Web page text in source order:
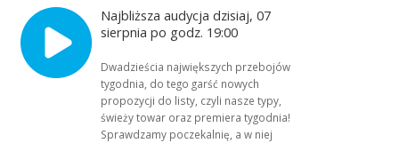
Najbliższa audycja dzisiaj, 07
sierpnia po godz. 19:00
Dwadzieścia największych przebojów
tygodnia, do tego garść nowych
propozycji do listy, czyli nasze typy,
świeży towar oraz premiera tygodnia!
Sprawdzamy poczekalnię, a w niej